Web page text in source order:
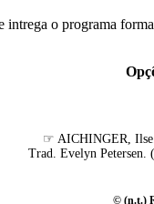
intrega o programa
☞ AICHINGER,
Trad. Evelyn
© (n.t.)